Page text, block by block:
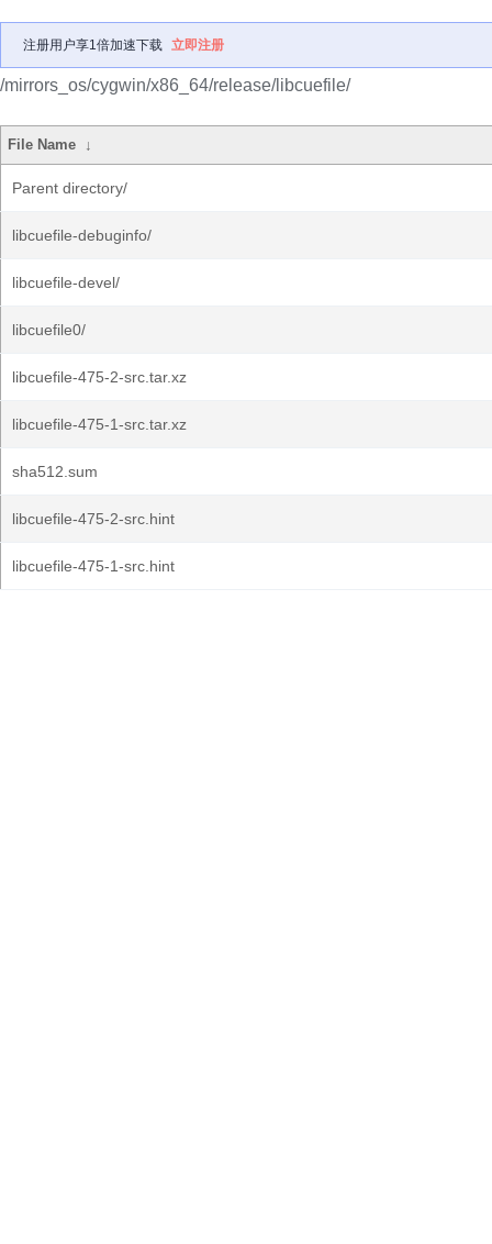
注册用户享1倍加速下载 立即注册
/mirrors_os/cygwin/x86_64/release/libcuefile/
File Name ↓
Parent directory/
libcuefile-debuginfo/
libcuefile-devel/
libcuefile0/
libcuefile-475-2-src.tar.xz
libcuefile-475-1-src.tar.xz
sha512.sum
libcuefile-475-2-src.hint
libcuefile-475-1-src.hint